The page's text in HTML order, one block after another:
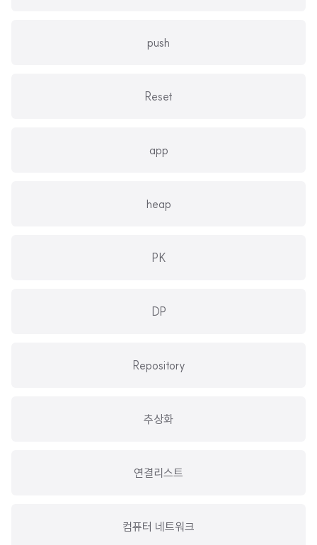
push
Reset
app
heap
PK
DP
Repository
추상화
연결리스트
컴퓨터 네트워크